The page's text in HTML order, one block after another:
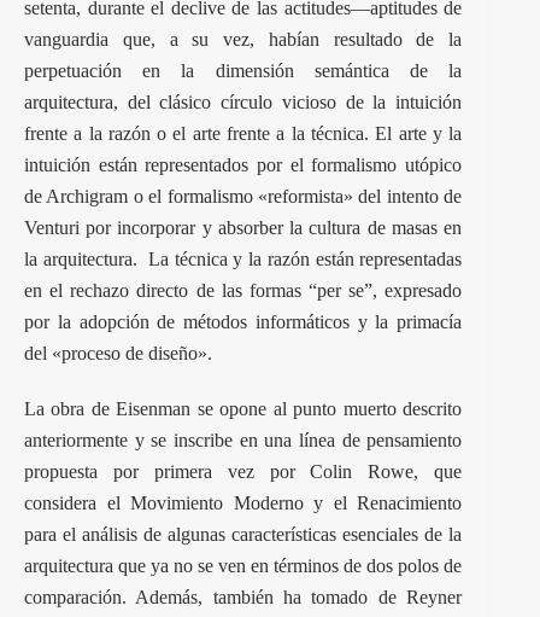
setenta, durante el declive de las actitudes—aptitudes de
vanguardia que, a su vez, habían resultado de la
perpetuación en la dimensión semántica de la
arquitectura, del clásico círculo vicioso de la intuición
frente a la razón o el arte frente a la técnica. El arte y la
intuición están representados por el formalismo utópico
de Archigram o el formalismo «reformista» del intento de
Venturi por incorporar y absorber la cultura de masas en
la arquitectura. La técnica y la razón están representadas
en el rechazo directo de las formas “per se”, expresado
por la adopción de métodos informáticos y la primacía
del «proceso de diseño».
La obra de Eisenman se opone al punto muerto descrito
anteriormente y se inscribe en una línea de pensamiento
propuesta por primera vez por Colin Rowe, que
considera el Movimiento Moderno y el Renacimiento
para el análisis de algunas características esenciales de la
arquitectura que ya no se ven en términos de dos polos de
comparación. Además, también ha tomado de Reyner